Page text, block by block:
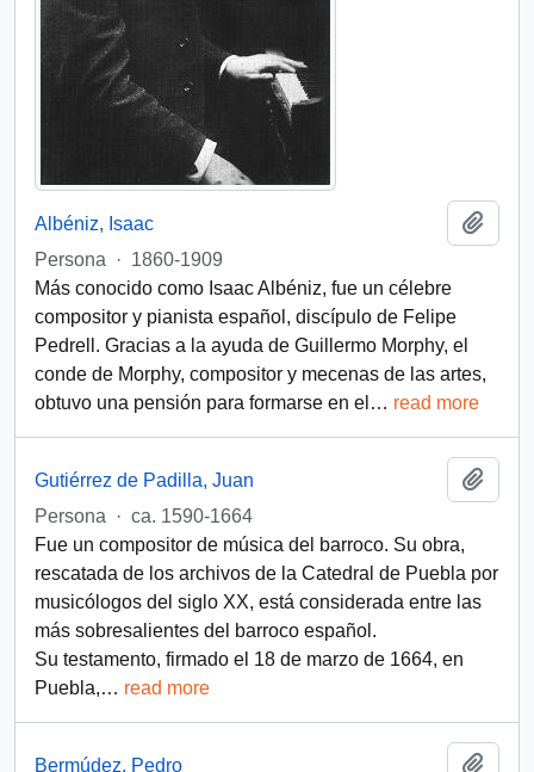
Albéniz, Isaac
Persona
· 1860-1909
Más conocido como Isaac Albéniz, fue un célebre
compositor y pianista español, discípulo de Felipe
Pedrell. Gracias a la ayuda de Guillermo Morphy, el
conde de Morphy, compositor y mecenas de las artes,
obtuvo una pensión para formarse en el … read more
Gutiérrez de Padilla, Juan
Persona
· ca. 1590-1664
Fue un compositor de música del barroco. Su obra,
rescatada de los archivos de la Catedral de Puebla por
musicólogos del siglo XX, está considerada entre las
más sobresalientes del barroco español.
Su testamento, firmado el 18 de marzo de 1664, en
Puebla,… read more
Bermúdez, Pedro